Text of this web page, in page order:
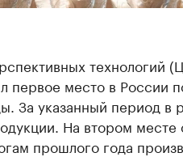
технологий
первое место в России
За указанный период в
На втором месте
прошлого года